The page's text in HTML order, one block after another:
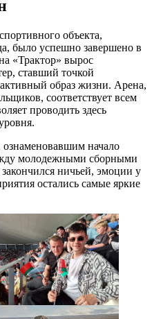
объекта,
было успешно завершено в
«Трактор» вырос
ставший точкой
образ жизни. Арена,
соответствует всем
проводить здесь
начало
молодежными сборными
ничьей, эмоции у
остались самые яркие